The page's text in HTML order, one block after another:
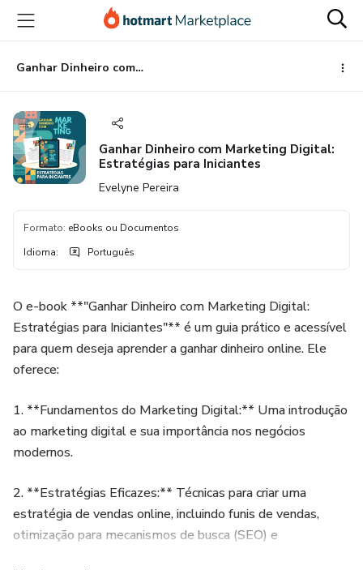
para
conteúdo
principal
para
pagamento
para
rodapé
Ganhar Dinheiro com Marketing Digital: Estratégias para Iniciantes
Ganhar Dinheiro com Marketing Digital:
Estratégias para Iniciantes
Evelyne Pereira
Formato: eBooks ou Documentos
Idioma: Português
O e-book **"Ganhar Dinheiro com Marketing Digital:
Estratégias para Iniciantes"** é um guia prático e acessível
para quem deseja aprender a ganhar dinheiro online. Ele
oferece:
1. **Fundamentos do Marketing Digital:** Uma introdução
ao marketing digital e sua importância nos negócios
modernos.
2. **Estratégias Eficazes:** Técnicas para criar uma
estratégia de vendas online, incluindo funis de vendas,
otimização para mecanismos de busca (SEO) e